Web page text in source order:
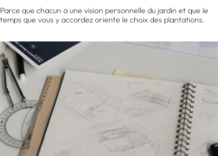
Parce que chacun a une vision personnelle du jardin et que le
temps que vous y accordez oriente le choix des plantations.